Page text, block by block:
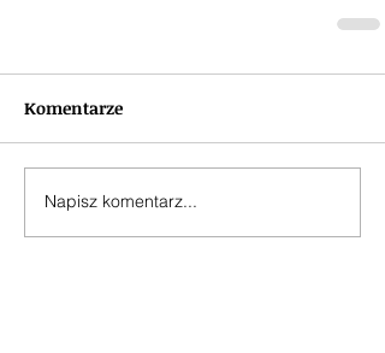
Komentarze
Napisz komentarz...